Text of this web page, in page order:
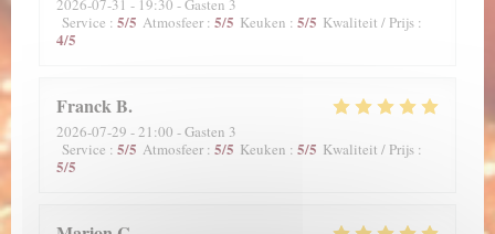
2026-07-31 - 19:30 - Gasten 3
Service : 5/5 Atmosfeer : 5/5 Keuken : 5/5 Kwaliteit / Prijs :
4/5
FranckB
2026-07-29 - 21:00 - Gasten 3
Service : 5/5 Atmosfeer : 5/5 Keuken : 5/5 Kwaliteit / Prijs :
5/5